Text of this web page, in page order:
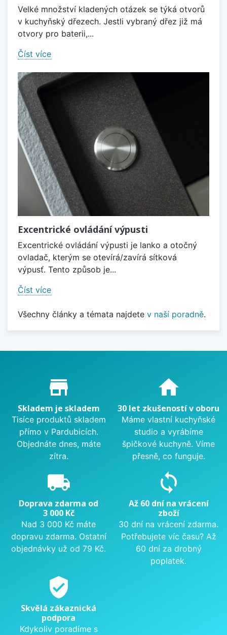
Velké množství kladených otázek se týká otvorů
v kuchyňský dřezech. Jestli vybraný dřez již má
otvory pro baterii,...
Číst více
Excentrické ovládání výpusti
Excentrické ovládání výpusti je lanko a otočný
ovladač, kterým se otevírá/zavírá sítková
výpusť. Tento způsob je...
Číst více
Všechny články a témata najdete v naší poradně.
Proč nakupovat u nás?
store_mall_directory
Skladem je skladem
Tisíce produktů skladem
přímo v Pardubicích.
Objednáte dnes, máte
zítra.
home
30 let zkušeností v oboru
Máme vlastní kuchyňské
studio a vyrábíme
špičkové kuchyně. Víme
přesně, co funguje.
local_shipping
Doprava zdarma od
3 000 Kč
Nad 3 000 Kč máte
dopravu zdarma. Ostatní
objednávky už od 79 Kč.
sync
Až 60 dní na vrácení
zboží
30 dní na vrácení zdarma.
Potřebujete víc času? Až
60 dní za drobný
poplatek.
verified_user
Skvělá zákaznická
podpora
Kdykoliv poradíme s